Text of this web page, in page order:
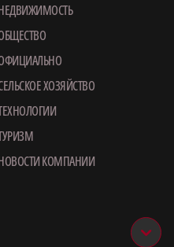
ХОЗЯЙСТВО
КОМПАНИИ